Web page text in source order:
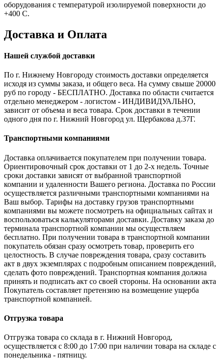
оборудования с температурой изолируемой поверхности до
+400 С.
Доставка и Оплата
Нашей службой доставки
По г. Нижнему Новгороду стоимость доставки определяется
исходя из суммы заказа, и общего веса. На сумму свыше 20000
руб по городу - БЕСПЛАТНО. Доставка по области считается
отдельно менеджером - логистом - ИНДИВИДУАЛЬНО,
зависит от объема и веса товара. Срок доставки в течении
одного дня по г. Нижний Новгород ул. Щербакова д.37Г.
Транспортными компаниями
Доставка оплачивается покупателем при получении товара.
Ориентировочный срок доставки от 1 до 2-х недель. Точные
сроки доставки зависят от выбранной транспортной
компании и удаленности Вашего региона. Доставка по России
осуществляется различными транспортными компаниями на
Ваш выбор. Тарифы на доставку грузов транспортными
компаниями вы можете посмотреть на официальных сайтах и
воспользоваться калькуляторами доставки. Доставку заказа до
терминала транспортной компании мы осуществляем
бесплатно. При получении товара в транспортной компании
покупатель обязан сразу осмотреть товар, проверить его
целостность. В случае повреждения товара, сразу составить
акт в двух экземплярах с подробным описанием повреждений,
сделать фото повреждений. Транспортная компания должна
принять и подписать акт со своей стороны. На основании акта
Покупатель составляет претензию на возмещение ущерба
транспортной компанией.
Отгрузка товара
Отгрузка товара со склада в г. Нижний Новгород,
осуществляется с 8:00 до 17:00 при наличии товара на складе с
понедельника - пятницу.